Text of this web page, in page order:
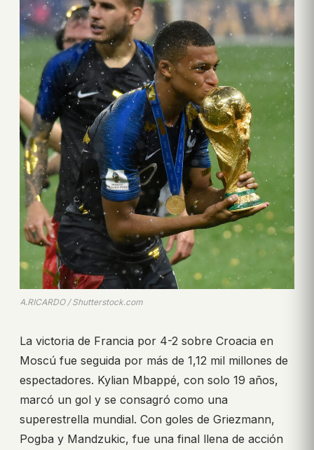
A.RICARDO / Shutterstock.com
La victoria de Francia por 4-2 sobre Croacia en
Moscú fue seguida por más de 1,12 mil millones de
espectadores. Kylian Mbappé, con solo 19 años,
marcó un gol y se consagró como una
superestrella mundial. Con goles de Griezmann,
Pogba y Mandzukic, fue una final llena de acción